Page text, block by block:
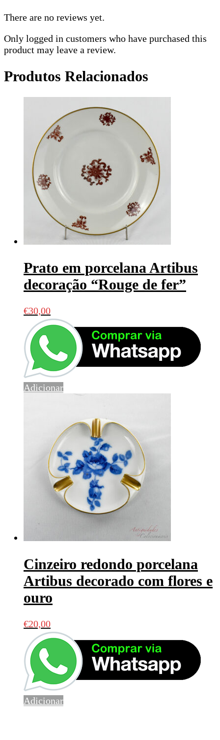
There are no reviews yet.
Only logged in customers who have purchased this
product may leave a review.
Produtos Relacionados
Prato em porcelana Artibus
decoração “Rouge de fer”
€30,00
Adicionar
Cinzeiro redondo porcelana
Artibus decorado com flores e
ouro
€20,00
Adicionar